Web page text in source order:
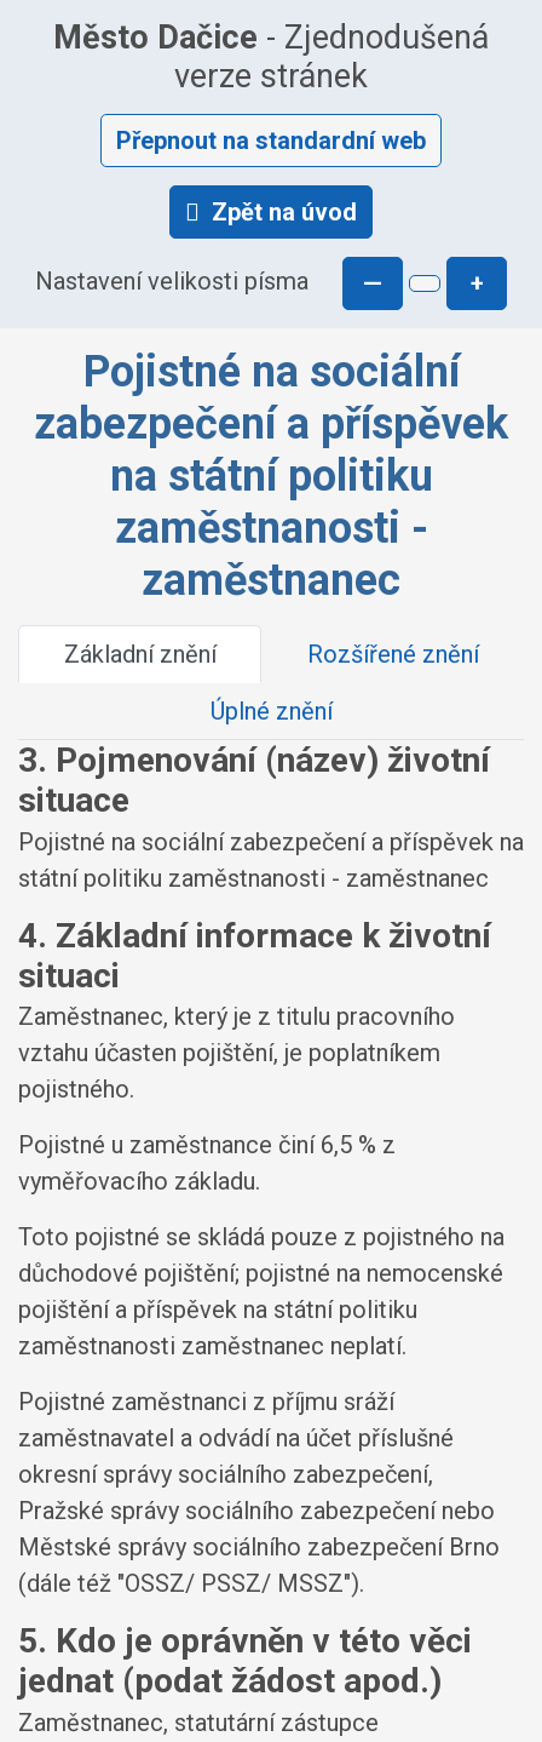
Město Dačice - Zjednodušená
verze stránek
Přepnout na standardní web
Zpět na úvod
Nastavení velikosti písma — +
Pojistné na sociální
zabezpečení a příspěvek
na státní politiku
zaměstnanosti -
zaměstnanec
Základní znění
Rozšířené znění
Úplné znění
3. Pojmenování (název) životní
situace
Pojistné na sociální zabezpečení a příspěvek na
státní politiku zaměstnanosti - zaměstnanec
4. Základní informace k životní
situaci
Zaměstnanec, který je z titulu pracovního
vztahu účasten pojištění, je poplatníkem
pojistného.
Pojistné u zaměstnance činí 6,5 % z
vyměřovacího základu.
Toto pojistné se skládá pouze z pojistného na
důchodové pojištění; pojistné na nemocenské
pojištění a příspěvek na státní politiku
zaměstnanosti zaměstnanec neplatí.
Pojistné zaměstnanci z příjmu sráží
zaměstnavatel a odvádí na účet příslušné
okresní správy sociálního zabezpečení,
Pražské správy sociálního zabezpečení nebo
Městské správy sociálního zabezpečení Brno
(dále též "OSSZ/ PSSZ/ MSSZ").
5. Kdo je oprávněn v této věci
jednat (podat žádost apod.)
Zaměstnanec, statutární zástupce